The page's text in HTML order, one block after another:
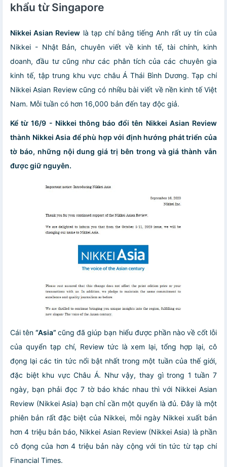
khẩu từ Singapore
Nikkei Asian Review là tạp chí bằng tiếng Anh rất uy tín của
Nikkei - Nhật Bản, chuyên viết về kinh tế, tài chính, kinh
doanh, đầu tư cũng như các phân tích của các chuyên gia
kinh tế, tập trung khu vực châu Á Thái Bình Dương. Tạp chí
Nikkei Asian Review cũng có nhiều bài viết về nền kinh tế Việt
Nam. Mỗi tuần có hơn 16,000 bản đến tay độc giả.
Kể từ 16/9 - Nikkei thông báo đổi tên Nikkei Asian Review
thành Nikkei Asia để phù hợp với định hướng phát triển của
tờ báo, những nội dung giá trị bên trong và giá thành vẫn
được giữ nguyên.
Cái tên“Asia”cũng đã giúp bạn hiểu được phần nào về cốt lỗi
của quyển tạp chí, Review tức là xem lại, tổng hợp lại, cô
đọng lại các tin tức nổi bật nhất trong một tuần của thế giới,
đặc biệt khu vực Châu Á. Như vậy, thay gì trong 1 tuần 7
ngày, bạn phải đọc 7 tờ báo khác nhau thì với Nikkei Asian
Review (Nikkei Asia) bạn chỉ cần một quyển là đủ. Đây là một
phiên bản rất đặc biệt của Nikkei, mỗi ngày Nikkei xuất bản
hơn 4 triệu bản báo, Nikkei Asian Review (Nikkei Asia) là phần
cô đọng của hơn 4 triệu bản này cộng với tin tức từ tạp chí
Financial Times.